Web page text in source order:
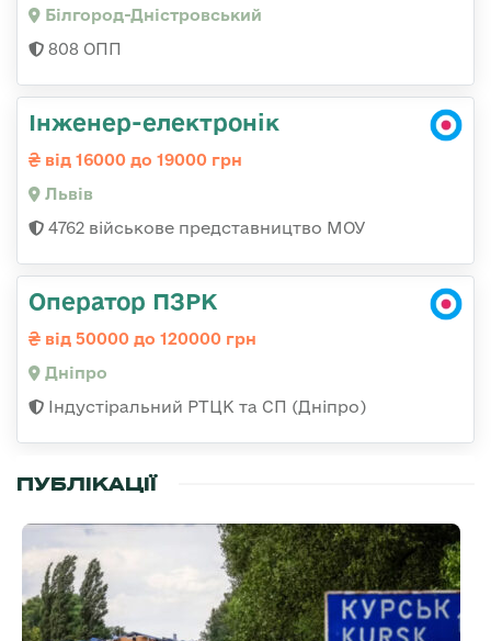
Білгород-Дністровський
808 ОПП
Інженер-електронік
від 16000 до 19000 грн
Львів
4762 військове представництво МОУ
Оператор ПЗРК
від 50000 до 120000 грн
Дніпро
Індустіральний РТЦК та СП (Дніпро)
ПУБЛІКАЦІЇ